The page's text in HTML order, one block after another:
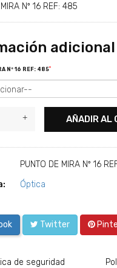
Nº 16 REF: 485
adicional
Nº 16 REF: 485*
AÑADIR AL
PUNTO DE MIRA Nº 16
Óptica
Twitter
de seguridad